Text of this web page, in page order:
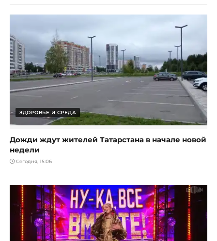
ЗДОРОВЬЕ И СРЕДА
Дожди ждут жителей Татарстана в начале новой
недели
Сегодня, 15:06